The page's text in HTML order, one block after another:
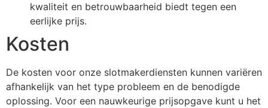
kwaliteit en betrouwbaarheid biedt tegen een
eerlijke prijs.
Kosten
De kosten voor onze slotmakerdiensten kunnen variëren
afhankelijk van het type probleem en de benodigde
oplossing. Voor een nauwkeurige prijsopgave kunt u het